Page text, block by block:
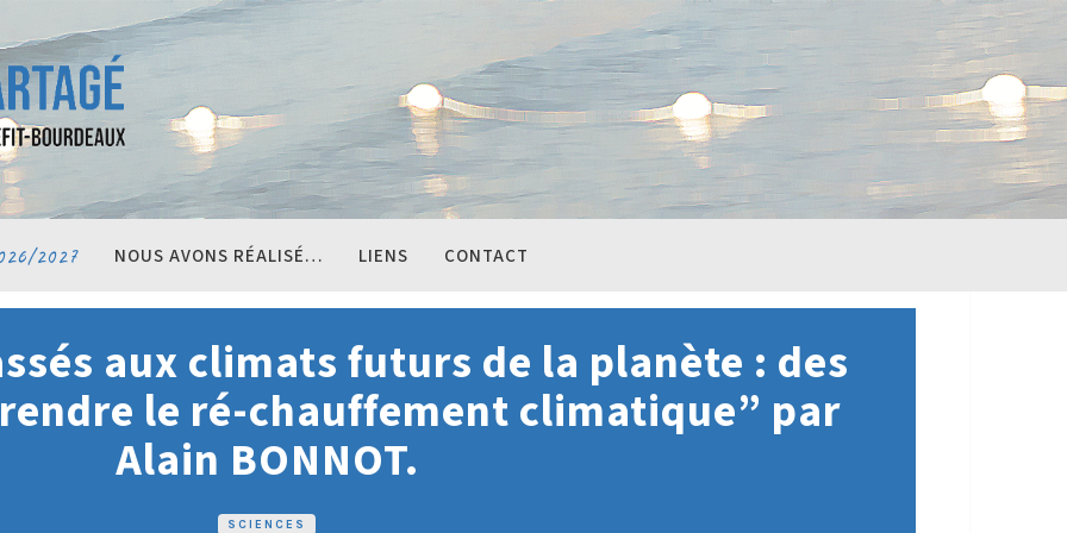
2027 NOUS AVONS RÉALISÉ… LIENS CONTACT
SCIENCES
aux climats futurs de la planète : des
le ré-chauffement climatique” par
Alain BONNOT.